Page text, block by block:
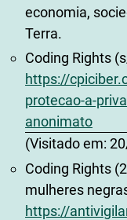
economia,
Terra.
Coding Rights
https://
protecao-a-
anonimato
(Visitado em:
Coding Rights
mulheres
https://